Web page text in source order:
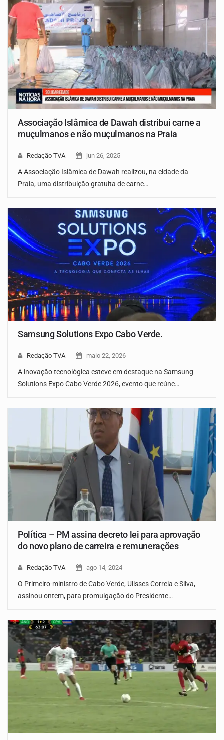
Associação Islâmica de Dawah distribui carne a
muçulmanos e não muçulmanos na Praia
Redação TVA jun 26, 2025
A Associação Islâmica de Dawah realizou, na cidade da
Praia, uma distribuição gratuita de carne…
Samsung Solutions Expo Cabo Verde.
Redação TVA maio 22, 2026
A inovação tecnológica esteve em destaque na Samsung
Solutions Expo Cabo Verde 2026, evento que reúne…
Política – PM assina decreto lei para aprovação
do novo plano de carreira e remunerações
Redação TVA ago 14, 2024
O Primeiro-ministro de Cabo Verde, Ulisses Correia e Silva,
assinou ontem, para promulgação do Presidente…